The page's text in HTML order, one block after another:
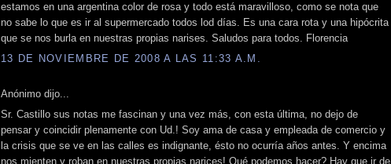
estamos en una argentina color de rosa y todo está maravilloso, como se nota que
no sabe lo que es ir al supermercado todos lod días. Es una cara rota y una hipócrita
que se nos burla en nuestras propias narises. Saludos para todos. Florencia
13 DE NOVIEMBRE DE 2008 A LAS 11:33 A.M.
Anónimo dijo...
Sr. Castillo sus notas me fascinan y una vez más, con esta última, no dejo de
pensar y coincidir plenamente con Ud.! Soy ama de casa y empleada de comercio y
la crisis que se ve en las calles es indignante, ésto no ocurría años antes. Y encima
nos mienten y roban en nuestras propias narices! Qué podemos hacer? Hay que ir de